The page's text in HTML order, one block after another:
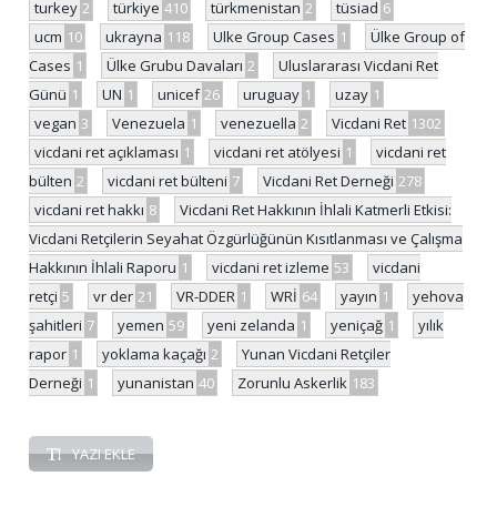
turkey 2 türkiye 410 türkmenistan 2 tüsiad 6
ucm 10 ukrayna 118 Ulke Group Cases 1
Ülke Group of
Cases 1 Ülke Grubu Davaları 2
Uluslararası Vicdani Ret
Günü 1 UN 1 unicef 26 uruguay 1 uzay 1
vegan 3 Venezuela 1 venezuella 2 Vicdani Ret 1302
vicdani ret açıklaması 1 vicdani ret atölyesi 1
vicdani ret
bülten 2 vicdani ret bülteni 7 Vicdani Ret Derneği 278
vicdani ret hakkı 8
Vicdani Ret Hakkının İhlali Katmerli Etkisi:
Vicdani Retçilerin Seyahat Özgürlüğünün Kısıtlanması ve Çalışma
Hakkının İhlali Raporu 1 vicdani ret izleme 53
vicdani
retçi 5 vr der 21 VR-DDER 1 WRİ 64 yayın 1
yehova
şahitleri 7 yemen 59 yeni zelanda 1 yeniçağ 1
yılık
rapor 1 yoklama kaçağı 2
Yunan Vicdani Retçiler
Derneği 1 yunanistan 40 Zorunlu Askerlik 183
YAZI EKLE